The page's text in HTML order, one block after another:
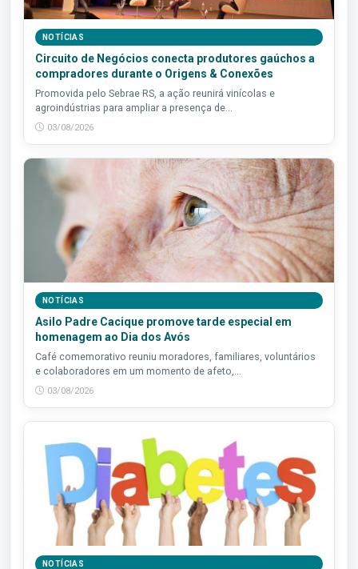
NOTÍCIAS
Circuito de Negócios conecta produtores gaúchos a
compradores durante o Origens & Conexões
Promovida pelo Sebrae RS, a ação reunirá vinícolas e
agroindústrias para ampliar a presença de...
03/08/2026
NOTÍCIAS
Asilo Padre Cacique promove tarde especial em
homenagem ao Dia dos Avós
Café comemorativo reuniu moradores, familiares, voluntários
e colaboradores em um momento de afeto,...
03/08/2026
NOTÍCIAS